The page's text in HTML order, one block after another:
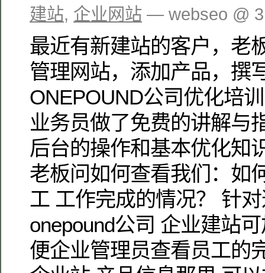
建站, 企业网站 — webseo @
最近有新建站的客户，老
管理网站，添加产品，撰
ONEPOUND公司优化培
业务员做了免费的讲解与
后台的操作和基本优化知
老板问如何查看我们：如
工 工作完成的情况？ 针
onepound公司 企业建站
便企业管理员查看员工的